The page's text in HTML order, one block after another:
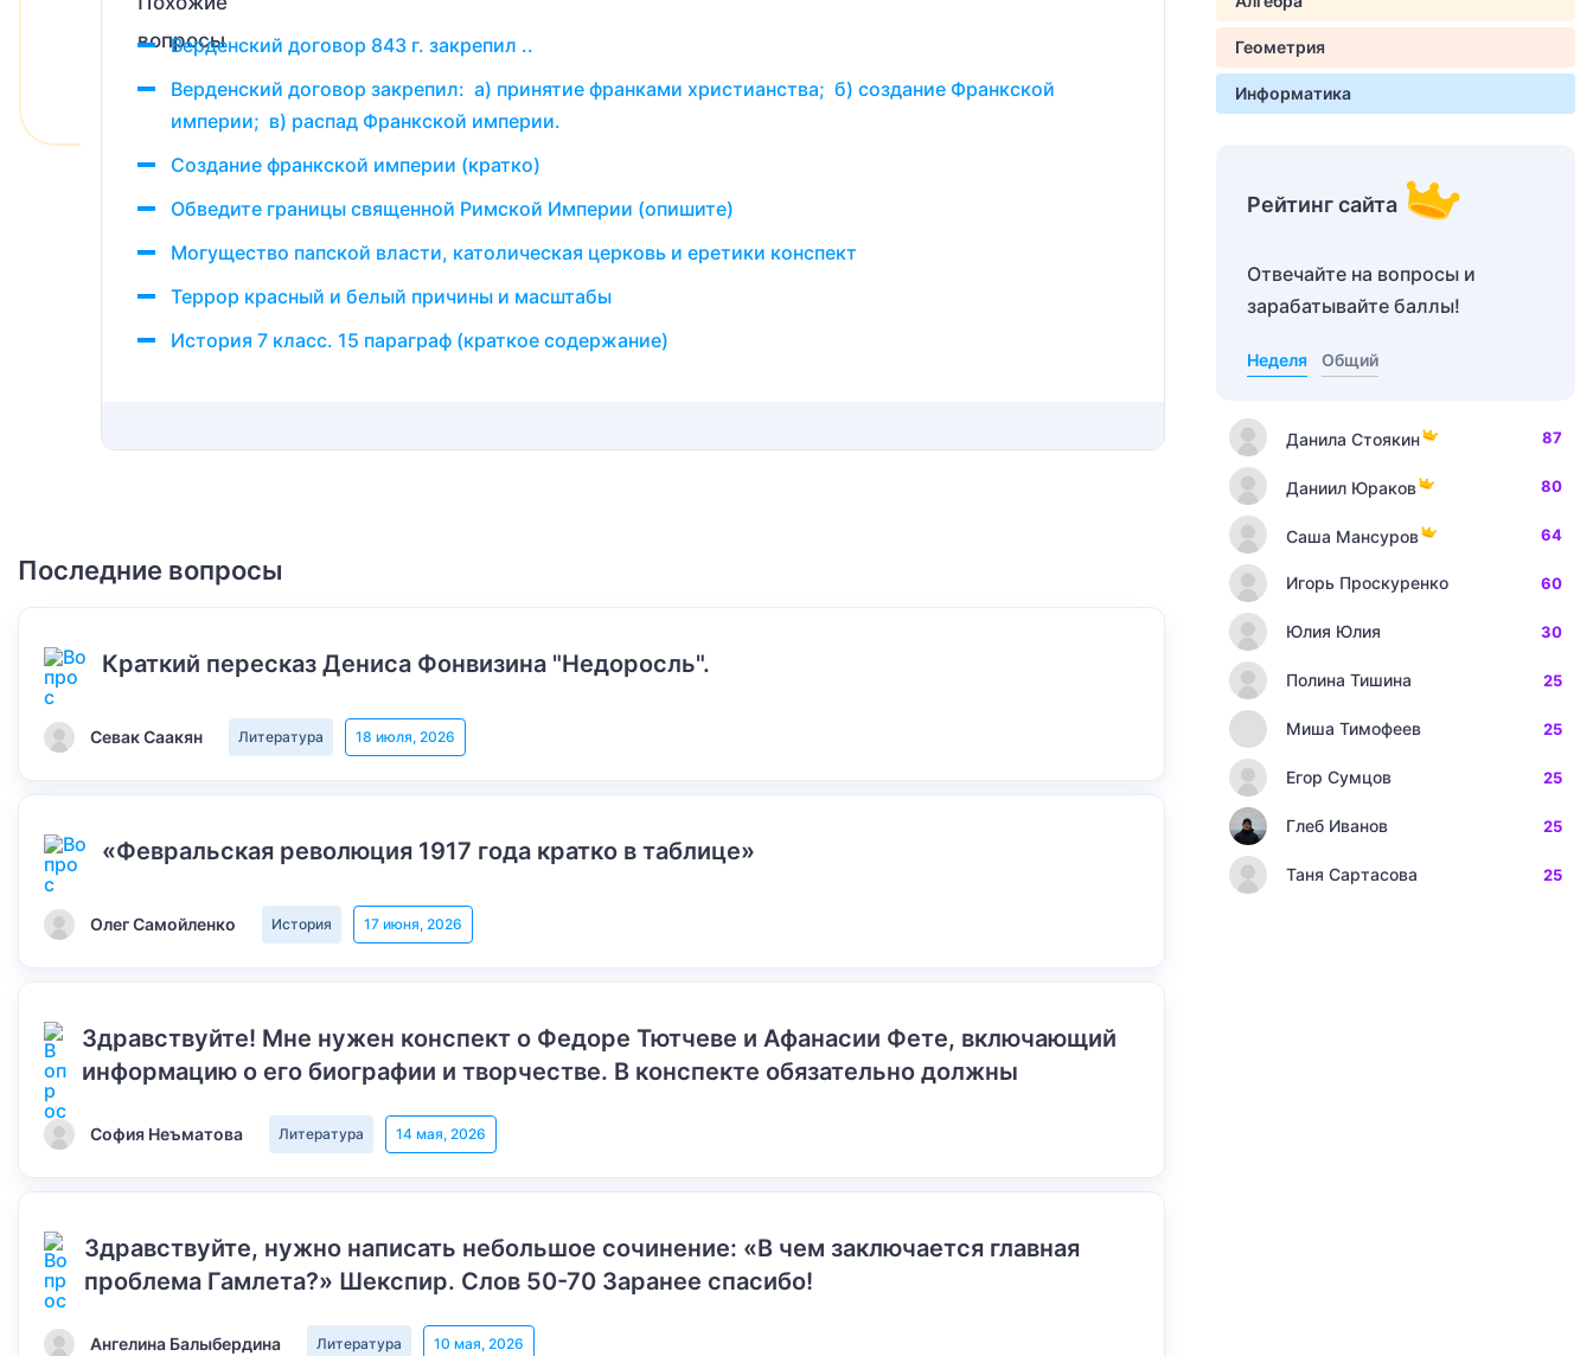
Верденский договор 843 г. закрепил ..
Верденский договор закрепил: а) принятие франками христианства; б) создание Франкской
империи; в) распад Франкской империи.
Создание франкской империи (кратко)
Обведите границы священной Римской Империи (опишите)
Могущество папской власти, католическая церковь и еретики конспект
Террор красный и белый причины и масштабы
История 7 класс. 15 параграф (краткое содержание)
Последние вопросы
Краткий пересказ Дениса Фонвизина "Недоросль".
Севак Саакян Литература 18 июля, 2026
«Февральская революция 1917 года кратко в таблице»
Олег Самойленко История 17 июня, 2026
Здравствуйте! Мне нужен конспект о Федоре Тютчеве и Афанасии Фете, включающий
информацию о его биографии и творчестве. В конспекте обязательно должны
София Неъматова Литература 14 мая, 2026
Здравствуйте, нужно написать небольшое сочинение: «В чем заключается главная
проблема Гамлета?» Шекспир. Слов 50-70 Заранее спасибо!
Ангелина Балыбердина Литература 10 мая, 2026
Геометрия
Информатика
Рейтинг сайта
Отвечайте на вопросы и
зарабатывайте баллы!
Неделя Общий
Данила Стоякин 87
Даниил Юраков 80
Саша Мансуров 64
Игорь Проскуренко 60
Юлия Юлия 30
Полина Тишина 25
Миша Тимофеев 25
Егор Сумцов 25
Глеб Иванов 25
Таня Сартасова 25